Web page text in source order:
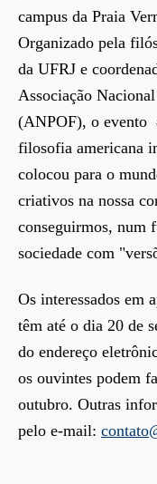
campus da Praia
Organizado pela
da UFRJ e
Associação
(ANPOF), o evento
filosofia americana
colocou para o
criativos na nossa
conseguirmos, num
sociedade com
Os interessados em
têm até o dia 20 de
do endereço
os ouvintes podem
outubro. Outras
pelo e-mail: